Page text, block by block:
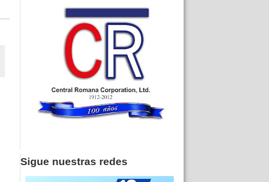
Sigue nuestras redes